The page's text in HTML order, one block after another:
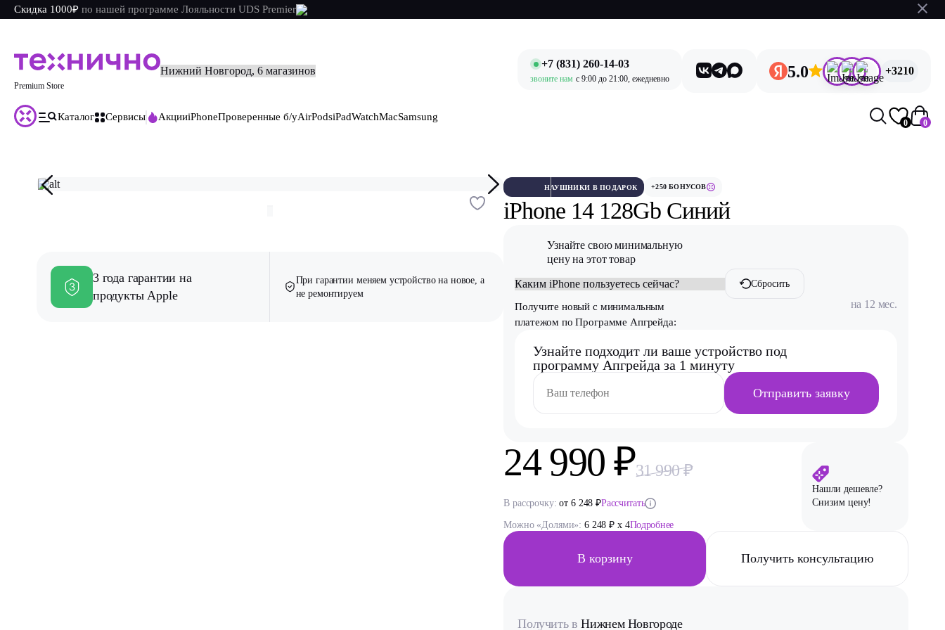
Скидка 1000₽ по нашей программе Лояльности UDS Premier
Premium Store
+7 (831) 260-14-03
звоните нам c 9:00 до 21:00, ежедневно 5.0 +3210
Каталог Сервисы АкцииiPhoneПроверенные б/уAirPodsiPadWatchMacSamsung
0 0
3 года гарантии на
продукты Apple
При гарантии меняем устройство на новое, а
не ремонтируем
НАУШНИКИ В ПОДАРОК +250 БОНУСОВ
iPhone 14 128Gb Синий
Узнайте свою минимальную
цену на этот товар
Сбросить
Получите новыйс минимальным
платежом по Программе Апгрейда:
на 12 мес.
Узнайте подходит ли ваше устройство под
программу Апгрейда за 1 минуту
Отправить заявку
24 990 ₽31 990 ₽
В рассрочку:от 6 248 ₽Рассчитать
Можно «Долями»:6 248 ₽ x 4Подробнее
Нашли дешевле?
Снизим цену!
В корзину Получить консультацию
Получить вНижнем Новгороде